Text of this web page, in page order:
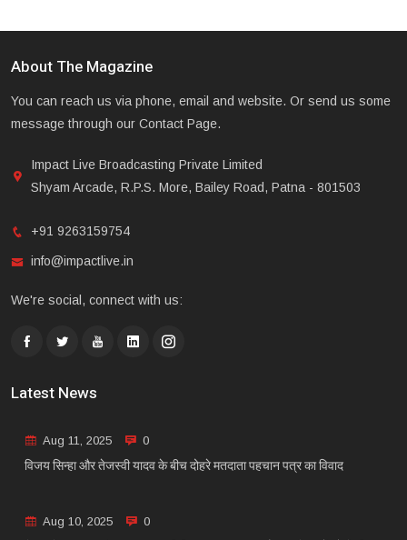
About The Magazine
You can reach us via phone, email and website. Or send us some
message through our Contact Page.
Impact Live Broadcasting Private Limited
Shyam Arcade, R.P.S. More, Bailey Road, Patna - 801503
+91 9263159754
info@impactlive.in
We're social, connect with us:
Latest News
Aug 11, 2025 0
विजय सिन्हा और तेजस्वी यादव के बीच दोहरे मतदाता पहचान पत्र का विवाद
Aug 10, 2025 0